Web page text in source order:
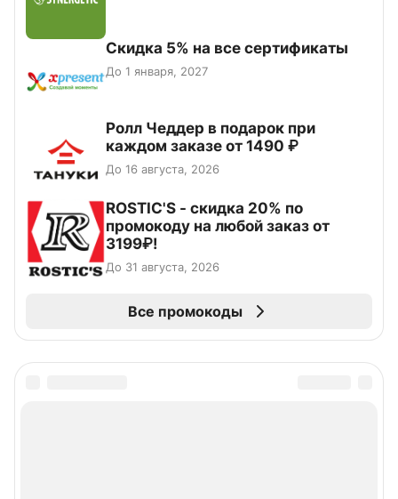
Скидка 5% на все сертификаты
До 1 января, 2027
Ролл Чеддер в подарок при
каждом заказе от 1490 ₽
До 16 августа, 2026
ROSTIC'S - скидка 20% по
промокоду на любой заказ от
3199₽!
До 31 августа, 2026
Все промокоды